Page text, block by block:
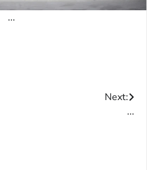
...
Next:
...